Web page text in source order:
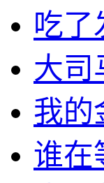
吃了
大司
我的
谁在